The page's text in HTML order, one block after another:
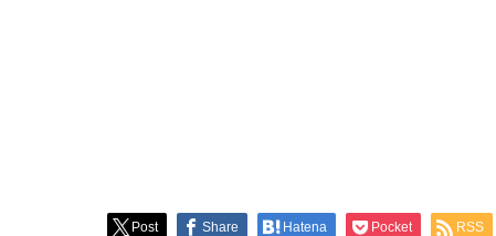
Post Share Hatena Pocket RSS